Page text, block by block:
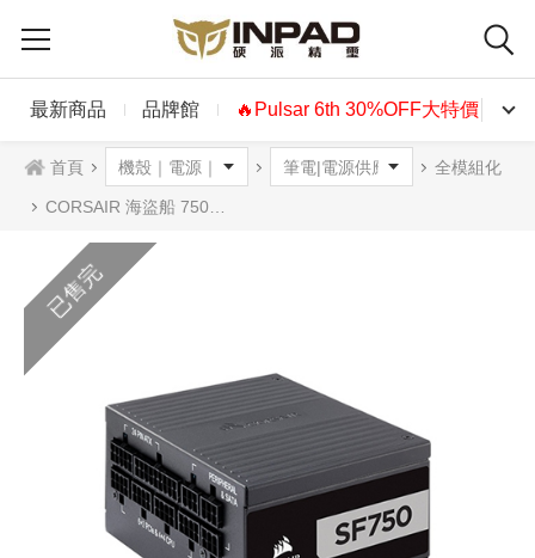
最新商品 品牌館 🔥Pulsar 6th 30%OFF大特價🔥
首頁 全模組化
CORSAIR 海盜船 750W SF750 NEW 電源供應器 模組化 白金牌
已售完